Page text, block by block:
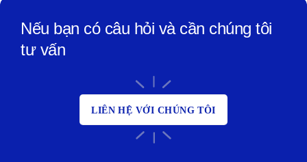
Nếu bạn có câu hỏi và cần chúng tôi
tư vấn
LIÊN HỆ VỚI CHÚNG TÔI